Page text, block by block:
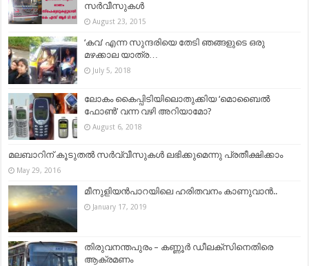
സര്‍വീസുകള്‍
August 23, 2015
‘കവ’ എന്ന സുന്ദരിയെ തേടി ഞങ്ങളുടെ ഒരു
മഴക്കാല യാത്ര…
July 5, 2018
ലോകം കൈപ്പിടിയിലൊതുക്കിയ ‘മൊബൈൽ
ഫോൺ’ വന്ന വഴി അറിയാമോ?
August 6, 2018
മലബാറിന് കൂടുതല്‍ സര്‍വ്വീസുകള്‍ ലഭിക്കുമെന്നു പ്രതീക്ഷിക്കാം
May 29, 2016
മീനുളിയൻപാറയിലെ ഹരിതവനം കാണുവാൻ..
January 17, 2019
തിരുവനന്തപുരം – കണ്ണൂര്‍ ഡീലക്സിനെതിരെ
ആക്രമണം